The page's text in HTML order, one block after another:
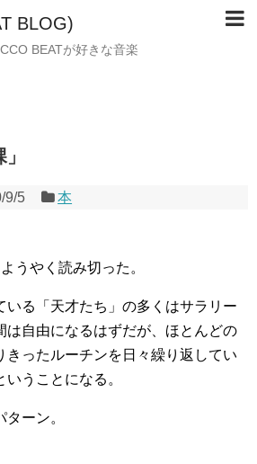
BLOG)
BEATが好きな音楽
9/5 本
うやく読み切った。
いる「天才たち」の多くはサラリー
は自由になるはずだが、ほとんどの
きったルーチンを日々繰り返してい
うことになる。
ーン。